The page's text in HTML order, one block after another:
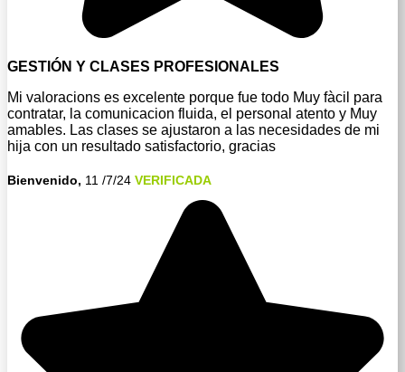
GESTIÓN Y CLASES PROFESIONALES
Mi valoracions es excelente porque fue todo Muy fàcil para
contratar, la comunicacion fluida, el personal atento y Muy
amables. Las clases se ajustaron a las necesidades de mi
hija con un resultado satisfactorio, gracias
Bienvenido, 11 /7/24 VERIFICADA